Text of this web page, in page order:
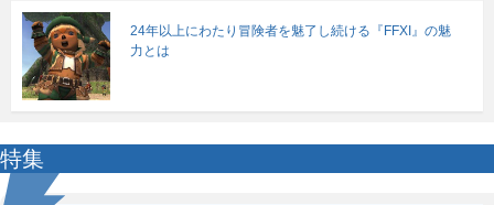
24年以上にわたり冒険者を魅了し続ける『FFXI』の魅
力とは
特集